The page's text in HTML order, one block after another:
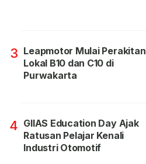
3 Leapmotor Mulai Perakitan
Lokal B10 dan C10 di
Purwakarta
4 GIIAS Education Day Ajak
Ratusan Pelajar Kenali
Industri Otomotif